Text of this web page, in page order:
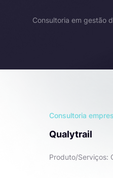
Consultoria em gestão
Consultoria
Qualytrail
Produto/Serviços: